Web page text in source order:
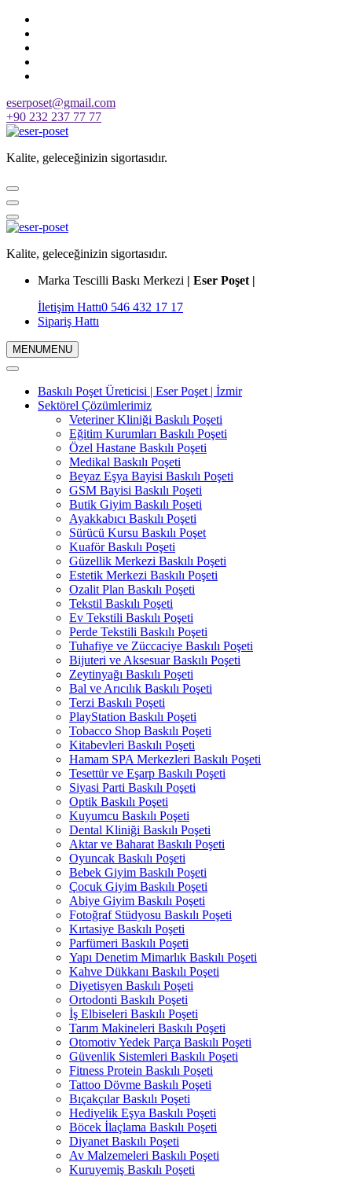
Skip
content
eserposet@gmail.com
+90 232 237 77 77
Kalite, geleceğinizin sigortasıdır.
Kalite, geleceğinizin sigortasıdır.
Marka Tescilli Baskı Merkezi | Eser Poşet |
İletişim Hattı0 546 432 17 17
Sipariş Hattı
MENUMENU
Baskılı Poşet Üreticisi | Eser Poşet | İzmir
Sektörel Çözümlerimiz
Veteriner Kliniği Baskılı Poşeti
Eğitim Kurumları Baskılı Poşeti
Özel Hastane Baskılı Poşeti
Medikal Baskılı Poşeti
Beyaz Eşya Bayisi Baskılı Poşeti
GSM Bayisi Baskılı Poşeti
Butik Giyim Baskılı Poşeti
Ayakkabıcı Baskılı Poşeti
Sürücü Kursu Baskılı Poşet
Kuaför Baskılı Poşeti
Güzellik Merkezi Baskılı Poşeti
Estetik Merkezi Baskılı Poşeti
Ozalit Plan Baskılı Poşeti
Tekstil Baskılı Poşeti
Ev Tekstili Baskılı Poşeti
Perde Tekstili Baskılı Poşeti
Tuhafiye ve Züccaciye Baskılı Poşeti
Bijuteri ve Aksesuar Baskılı Poşeti
Zeytinyağı Baskılı Poşeti
Bal ve Arıcılık Baskılı Poşeti
Terzi Baskılı Poşeti
PlayStation Baskılı Poşeti
Tobacco Shop Baskılı Poşeti
Kitabevleri Baskılı Poşeti
Hamam SPA Merkezleri Baskılı Poşeti
Tesettür ve Eşarp Baskılı Poşeti
Siyasi Parti Baskılı Poşeti
Optik Baskılı Poşeti
Kuyumcu Baskılı Poşeti
Dental Kliniği Baskılı Poşeti
Aktar ve Baharat Baskılı Poşeti
Oyuncak Baskılı Poşeti
Bebek Giyim Baskılı Poşeti
Çocuk Giyim Baskılı Poşeti
Abiye Giyim Baskılı Poşeti
Fotoğraf Stüdyosu Baskılı Poşeti
Kırtasiye Baskılı Poşeti
Parfümeri Baskılı Poşeti
Yapı Denetim Mimarlık Baskılı Poşeti
Kahve Dükkanı Baskılı Poşeti
Diyetisyen Baskılı Poşeti
Ortodonti Baskılı Poşeti
İş Elbiseleri Baskılı Poşeti
Tarım Makineleri Baskılı Poşeti
Otomotiv Yedek Parça Baskılı Poşeti
Güvenlik Sistemleri Baskılı Poşeti
Fitness Protein Baskılı Poşeti
Tattoo Dövme Baskılı Poşeti
Bıçakçılar Baskılı Poşeti
Hediyelik Eşya Baskılı Poşeti
Böcek İlaçlama Baskılı Poşeti
Diyanet Baskılı Poşeti
Av Malzemeleri Baskılı Poşeti
Kuruyemiş Baskılı Poşeti